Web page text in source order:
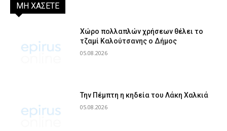
ΜΗ ΧΑΣΕΤΕ
Χώρο πολλαπλών χρήσεων θέλει το
τζαμί Καλούτσανης ο Δήμος
05.08.2026
Την Πέμπτη η κηδεία του Λάκη Χαλκιά
05.08.2026